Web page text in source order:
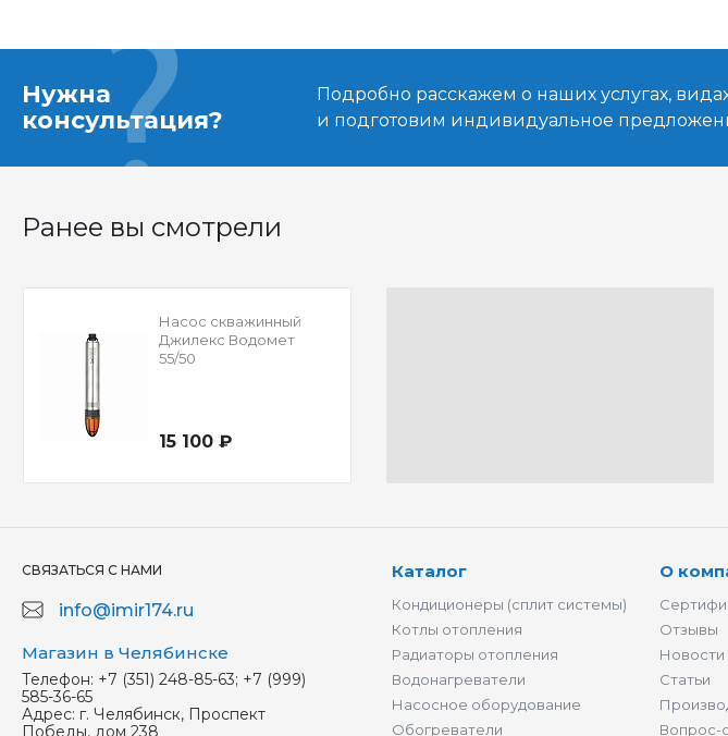
Нужна
консультация?
Подробно расскажем о наших услугах,
и подготовим индивидуальное
Ранее вы смотрели
Насос скважинный
Джилекс Водомет
55/50
15 100 ₽
СВЯЗАТЬСЯ С НАМИ
info@imir174.ru
Магазин в Челябинске
Телефон: +7 (351) 248-85-63; +7 (999)
585-36-65
Адрес: г. Челябинск, Проспект
Победы, дом 238
Каталог
Кондиционеры (сплит системы)
Котлы отопления
Радиаторы отопления
Водонагреватели
Насосное оборудование
Обогреватели
О
Отзывы
Новости
Статьи
Вопрос-